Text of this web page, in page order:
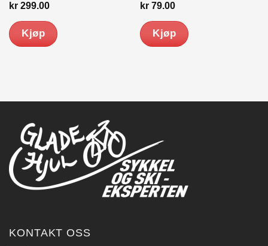
kr299.00
Kjøp
kr79.00
Kjøp
KONTAKT OSS